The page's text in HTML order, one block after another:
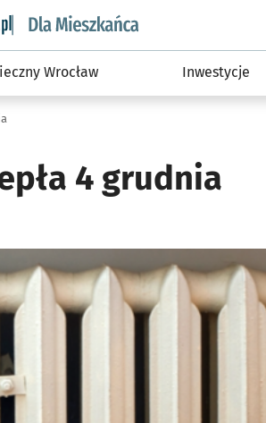
wroclaw.pl podserwis: Dla
Wrocław Inwestycje
4 grudnia